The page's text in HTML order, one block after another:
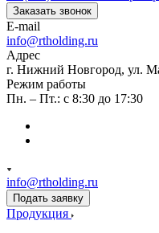
Заказать звонок
E-mail
info@rtholding.ru
Адрес
г. Нижний Новгород, ул.
Режим работы
Пн. – Пт.: с 8:30 до 17:30
info@rtholding.ru
Подать заявку
Продукция